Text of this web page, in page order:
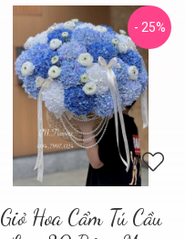
- 25%
Giỏ Hoa Cẩm Tú Cầu